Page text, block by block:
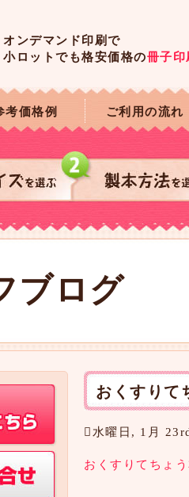
オンデマンド印刷で
小ロットでも格安価格の冊子
考価格例 ご利用の流れ
ブログ
おくすりて
水曜日, 1月
おくすりてちょ